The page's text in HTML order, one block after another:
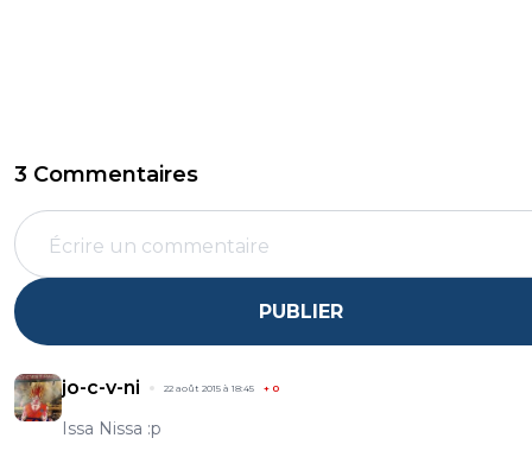
3 Commentaires
PUBLIER
jo-c-v-ni 22 août 2015 à 18:45 + 0
Issa Nissa :p